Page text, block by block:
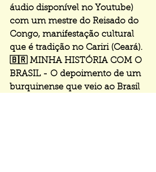
áudio disponível no Youtube)
com um mestre do Reisado do
Congo, manifestação cultural
que é tradição no Cariri (Ceará).
🇧🇷 MINHA HISTÓRIA COM O
BRASIL - O depoimento de um
burquinense que veio ao Brasil